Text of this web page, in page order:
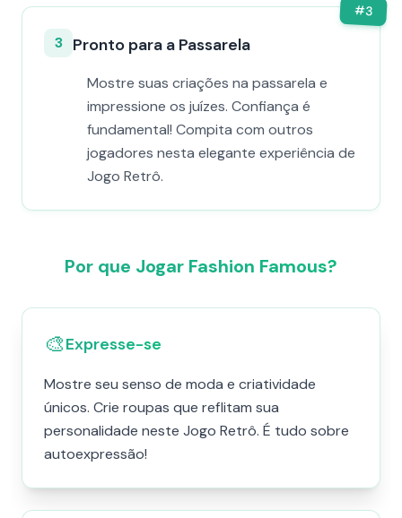
#3
3 Pronto para a Passarela
Mostre suas criações na passarela e
impressione os juízes. Confiança é
fundamental! Compita com outros
jogadores nesta elegante experiência de
Jogo Retrô.
Por que Jogar Fashion Famous?
🎨Expresse-se
Mostre seu senso de moda e criatividade
únicos. Crie roupas que reflitam sua
personalidade neste Jogo Retrô. É tudo sobre
autoexpressão!